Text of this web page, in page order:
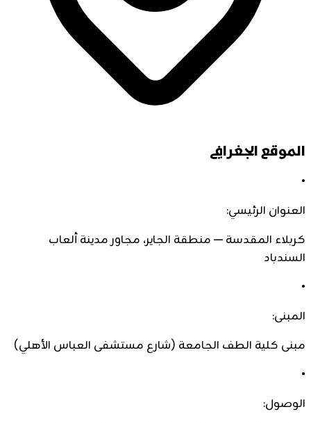
الموقع الجغرافي
•
العنوان الرئيسي:
كربلاء المقدسة — منطقة الجاير، مجاور مدينة ألعاب
السندباد
•
المبنى:
مبنى كلية الطف الجامعة (شارع مستشفى العباس الأهلي)
•
الوصول: